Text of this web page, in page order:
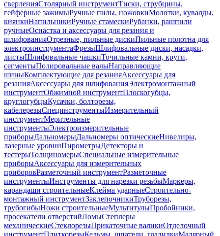
сверленияСтолярный инструментТиски, струбцины,
гейферные зажимыРучные пилы, ножовкиМолотки, кувалды,
киянкиНапильникиРучные стамескиРубанки, рашпили
ручныеОснастка и аксессуары для резания и
шлифованияОтрезные, пильные дискиПильные полотна для
электроинструментаФрезыШлифовальные диски, насадки,
листыШлифовальные чашкиТочильные камни, круги,
сегментыПолировальные валыНаправляющие
шиныКомплектующие для резанияАксессуары для
резанияАксессуары для шлифованияЭлектромонтажный
инструментОбжимной инструментПлоскогубцы,
круглогубцыКусачки, болторезы,
кабелерезыСпецинструментыИзмерительный
инструментМерительные
инструментыЭлектроизмерительные
приборыДальномерыДальномеры оптическиеНивелиры,
лазерные уровниПирометрыДетекторы и
тестерыТолщиномерыСпециальные измерительные
приборыАксессуары для измерительных
приборовРазметочный инструментРазметочные
инструментыИнструменты для нарезки резьбыМаркеры,
карандаши строительныеКлейма ударныеСтроительно-
монтажный инструментЗаклепочникиТруборезы,
трубогибыНожи строительныеМультитулыПробойники,
просекатели отверстийЛомыСтеплеры
механическиеСтеклорезыПрикаточные валикиОтделочный
инструментПлиткорезыКельмы, шпатели, гладилкиМалярный,